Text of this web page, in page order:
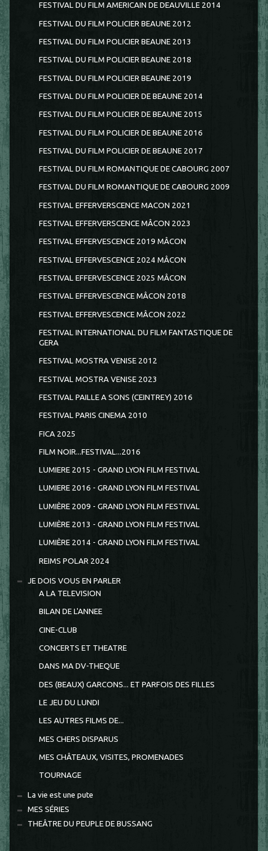
FESTIVAL DU FILM AMERICAIN DE DEAUVILLE 2014
FESTIVAL DU FILM POLICIER BEAUNE 2012
FESTIVAL DU FILM POLICIER BEAUNE 2013
FESTIVAL DU FILM POLICIER BEAUNE 2018
FESTIVAL DU FILM POLICIER BEAUNE 2019
FESTIVAL DU FILM POLICIER DE BEAUNE 2014
FESTIVAL DU FILM POLICIER DE BEAUNE 2015
FESTIVAL DU FILM POLICIER DE BEAUNE 2016
FESTIVAL DU FILM POLICIER DE BEAUNE 2017
FESTIVAL DU FILM ROMANTIQUE DE CABOURG 2007
FESTIVAL DU FILM ROMANTIQUE DE CABOURG 2009
FESTIVAL EFFERVERSCENCE MACON 2021
FESTIVAL EFFERVERSCENCE MÂCON 2023
FESTIVAL EFFERVESCENCE 2019 MÂCON
FESTIVAL EFFERVESCENCE 2024 MÂCON
FESTIVAL EFFERVESCENCE 2025 MÂCON
FESTIVAL EFFERVESCENCE MÂCON 2018
FESTIVAL EFFERVESCENCE MÂCON 2022
FESTIVAL INTERNATIONAL DU FILM FANTASTIQUE DE
GERA
FESTIVAL MOSTRA VENISE 2012
FESTIVAL MOSTRA VENISE 2023
FESTIVAL PAILLE A SONS (CEINTREY) 2016
FESTIVAL PARIS CINEMA 2010
FICA 2025
FILM NOIR...FESTIVAL...2016
LUMIERE 2015 - GRAND LYON FILM FESTIVAL
LUMIERE 2016 - GRAND LYON FILM FESTIVAL
LUMIÈRE 2009 - GRAND LYON FILM FESTIVAL
LUMIÈRE 2013 - GRAND LYON FILM FESTIVAL
LUMIÈRE 2014 - GRAND LYON FILM FESTIVAL
REIMS POLAR 2024
JE DOIS VOUS EN PARLER
A LA TELEVISION
BILAN DE L'ANNEE
CINE-CLUB
CONCERTS ET THEATRE
DANS MA DV-THEQUE
DES (BEAUX) GARCONS... ET PARFOIS DES FILLES
LE JEU DU LUNDI
LES AUTRES FILMS DE...
MES CHERS DISPARUS
MES CHÂTEAUX, VISITES, PROMENADES
TOURNAGE
La vie est une pute
MES SÉRIES
THEÂTRE DU PEUPLE DE BUSSANG